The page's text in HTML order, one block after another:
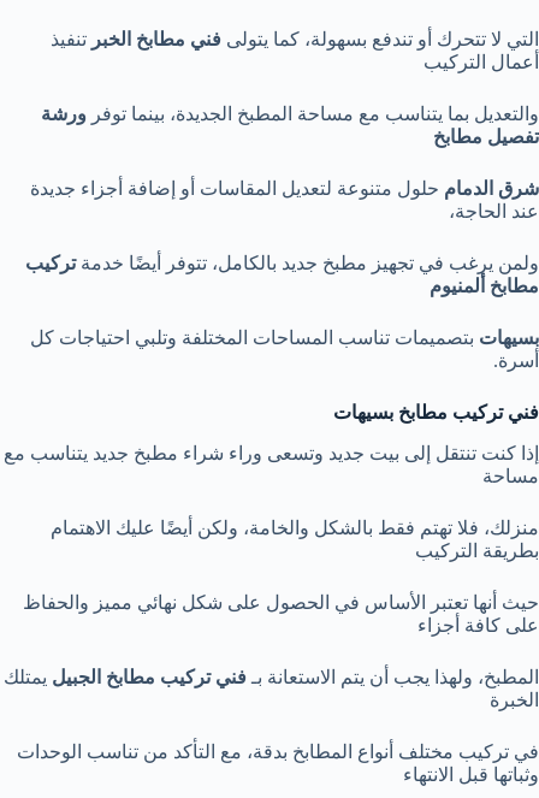
التي لا تتحرك أو تندفع بسهولة، كما يتولى فني مطابخ الخبر تنفيذ
أعمال التركيب
والتعديل بما يتناسب مع مساحة المطبخ الجديدة، بينما توفر ورشة
تفصيل مطابخ
شرق الدمام حلول متنوعة لتعديل المقاسات أو إضافة أجزاء جديدة
عند الحاجة،
ولمن يرغب في تجهيز مطبخ جديد بالكامل، تتوفر أيضًا خدمةتركيب
مطابخ ألمنيوم
بسيهات بتصميمات تناسب المساحات المختلفة وتلبي احتياجات كل
أسرة.
فني تركيب مطابخ بسيهات
‏إذا كنت تنتقل إلى بيت جديد وتسعى وراء شراء مطبخ جديد يتناسب مع
مساحة
منزلك، فلا تهتم فقط بالشكل والخامة، ولكن أيضًا عليك الاهتمام
بطريقة التركيب
حيث أنها تعتبر الأساس في الحصول على شكل نهائي مميز والحفاظ
على كافة أجزاء
المطبخ، ولهذا يجب أن يتم الاستعانة بـ فني تركيب مطابخ الجبيل يمتلك
الخبرة
في تركيب مختلف أنواع المطابخ بدقة، مع التأكد من تناسب الوحدات
وثباتها قبل الانتهاء